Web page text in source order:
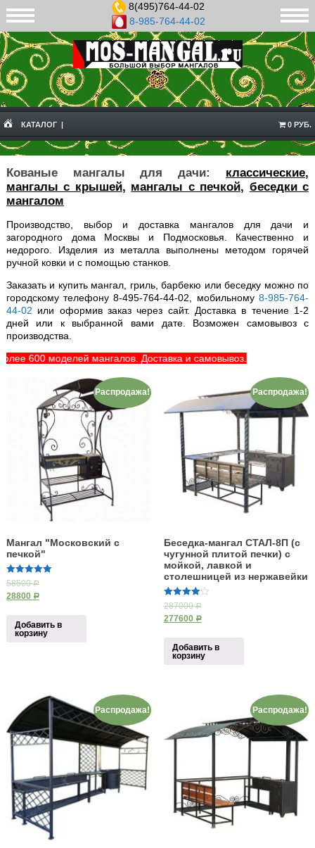
КАТАЛОГ | 0 РУБ.
Кованые мангалы для дачи: классические,
мангалы с крышей, мангалы с печкой, беседки с
мангалом
Производство, выбор и доставка мангалов для дачи и
загородного дома Москвы и Подмосковья. Качественно и
недорого. Изделия из металла выполнены методом горячей
ручной ковки и с помощью станков.
Заказать и купить мангал, гриль, барбекю или беседку можно по
городскому телефону 8-495-764-44-02, мобильному8-985-764-
44-02 или оформив заказ через сайт. Доставка в течение 1-2
дней или к выбранной вами дате. Возможен самовывоз с
производства.
моделей мангалов. Доставка и самовывоз.
Распродажа!
Мангал "Московский с
печкой"
5.00
58500Р
28800 Р
Добавить в
корзину
Распродажа!
Беседка-мангал СТАЛ-8П (с
чугунной плитой печки) с
мойкой, лавкой и
столешницей из нержавейки
4.00
287000Р
277600 Р
Добавить в
корзину
Распродажа! Распродажа!
8(495)764-44-02
8-985-764-44-02